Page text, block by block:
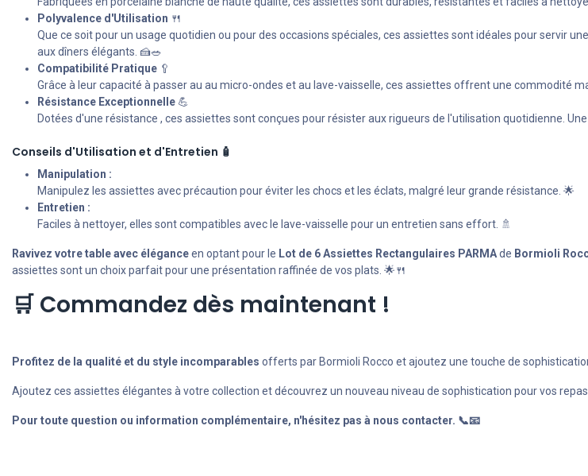
Polyvalence d'Utilisation 🍴
Que ce soit pour un usage quotidien ou pour des occasions spéciales, ces assiettes sont idéales pour servir
aux dîners élégants. 🍰🥗
Compatibilité Pratique 🥄
Grâce à leur capacité à passer au au micro-ondes et au lave-vaisselle, ces assiettes offrent une commodité
Résistance Exceptionnelle 💪
Dotées d'une résistance , ces assiettes sont conçues pour résister aux rigueurs de l'utilisation quotidienne.
Conseils d'Utilisation et d'Entretien 🧴
Manipulation :
Manipulez les assiettes avec précaution pour éviter les chocs et les éclats, malgré leur grande résistance. 🌟
Entretien :
Faciles à nettoyer, elles sont compatibles avec le lave-vaisselle pour un entretien sans effort. 🚿
Ravivez votre table avec éléganceen optant pour le Lot de 6 Assiettes Rectangulaires PARMAde Bormioli
assiettes sont un choix parfait pour une présentation raffinée de vos plats. 🌟🍴
🛒 Commandez dès maintenant !
Profitez de la qualité et du style incomparables offerts par Bormioli Rocco et ajoutez une touche de
Ajoutez ces assiettes élégantes à votre collection et découvrez un nouveau niveau de sophistication pour vos repas
Pour toute question ou information complémentaire, n'hésitez pas à nous contacter. 📞📧